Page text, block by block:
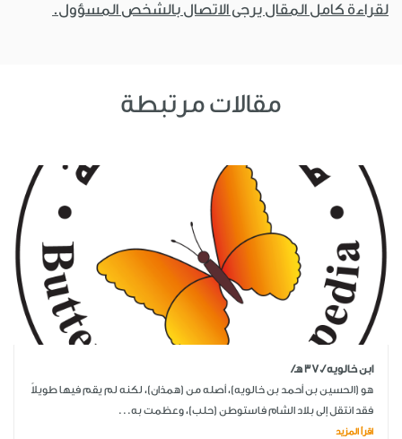
لقراءة كامل المقال يرجى الاتصال بالشخص المسؤول.
مقالات مرتبطة
ابن خالويه /370 هـ/
هو (الحسين بن أحمد بن خالويه)، أصله من (همذان)، لكنه لم يقم فيها طويلاً
فقد انتقل إلى بلاد الشام فاستوطن (حلب)، وعظمت به...
اقرأ المزيد